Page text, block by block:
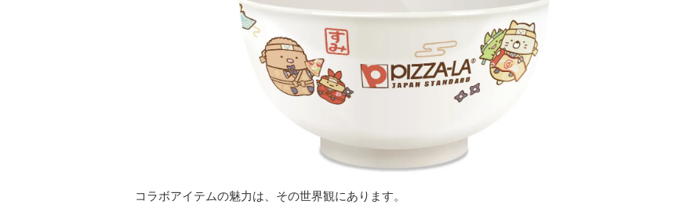
コラボアイテムの魅力は、その世界観にあります。